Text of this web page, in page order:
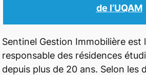
de l’UQAM
Sentinel Gestion Immobilière est
responsable des résidences
depuis plus de 20 ans. Selon les